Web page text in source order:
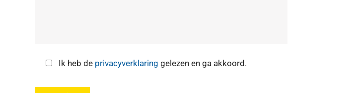
Ik heb de privacyverklaring gelezen en ga akkoord.